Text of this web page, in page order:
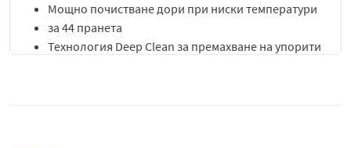
Мощно почистване дори при ниски температури
за 44 пранета
Технология Deep Clean за премахване на упорити